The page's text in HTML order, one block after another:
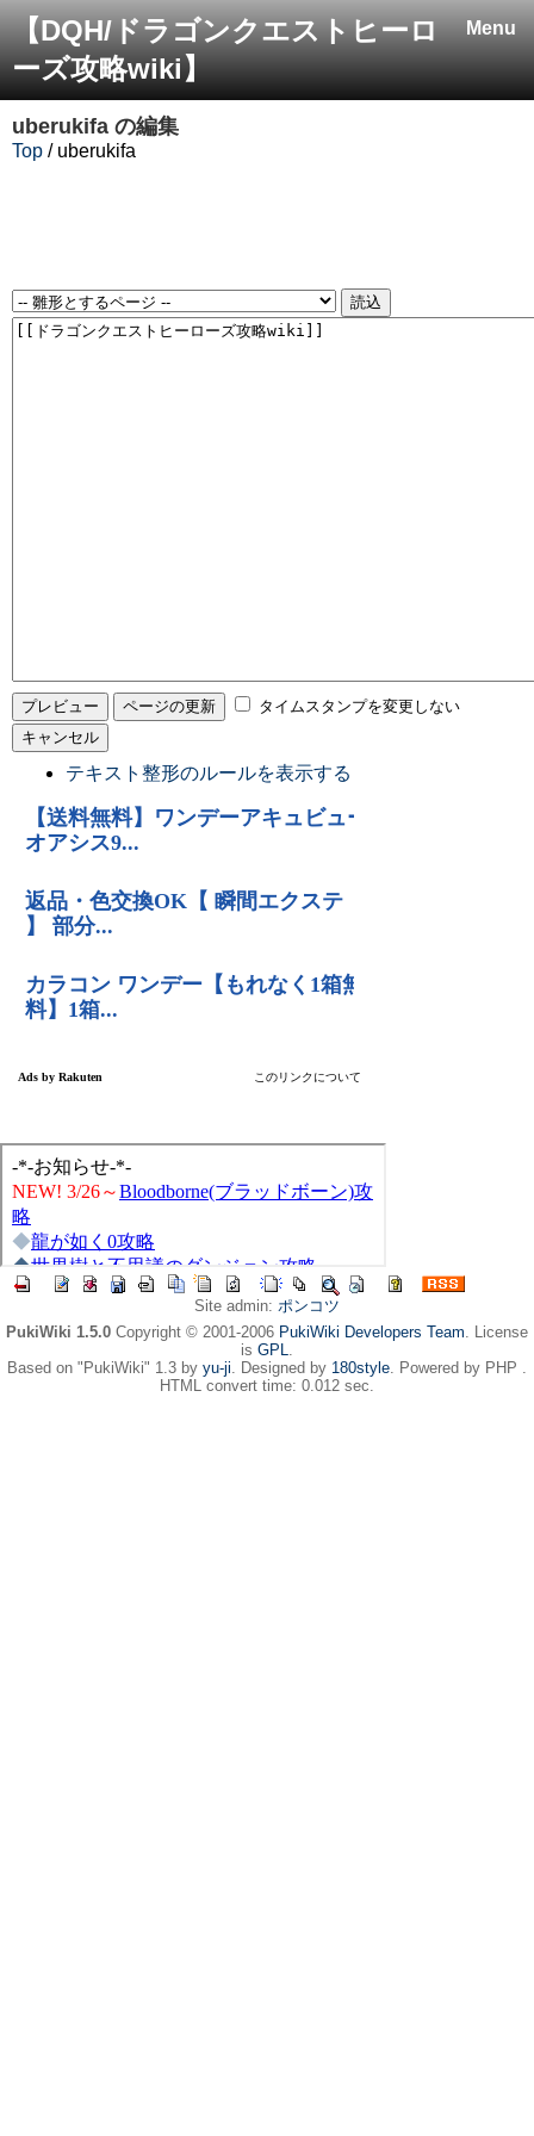
Menu
【DQH/ドラゴンクエストヒーロ
ーズ攻略wiki】
uberukifa の編集
Top / uberukifa
タイムスタンプを変更しない
テキスト整形のルールを表示する
Site admin: ポンコツ
PukiWiki 1.5.0 Copyright © 2001-2006 PukiWiki Developers Team. License
is GPL.
Based on "PukiWiki" 1.3 by yu-ji. Designed by 180style. Powered by PHP .
HTML convert time: 0.012 sec.